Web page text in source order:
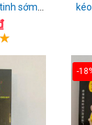
sớm
-